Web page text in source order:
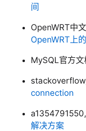
间
OpenWRT中
OpenWRT上
MySQL官方文
connection
a1354791550,
解决方案